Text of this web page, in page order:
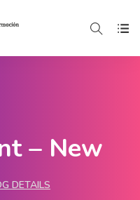
– New
DETAILS